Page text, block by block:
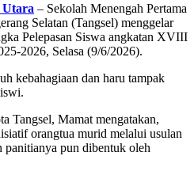
Utara – Sekolah Menengah Pertama
Selatan (Tangsel) menggelar
Pelepasan Siswa angkatan XVIII
2026, Selasa (9/6/2026).
kebahagiaan dan haru tampak
Tangsel, Mamat mengatakan,
orangtua murid melalui usulan
panitianya pun dibentuk oleh